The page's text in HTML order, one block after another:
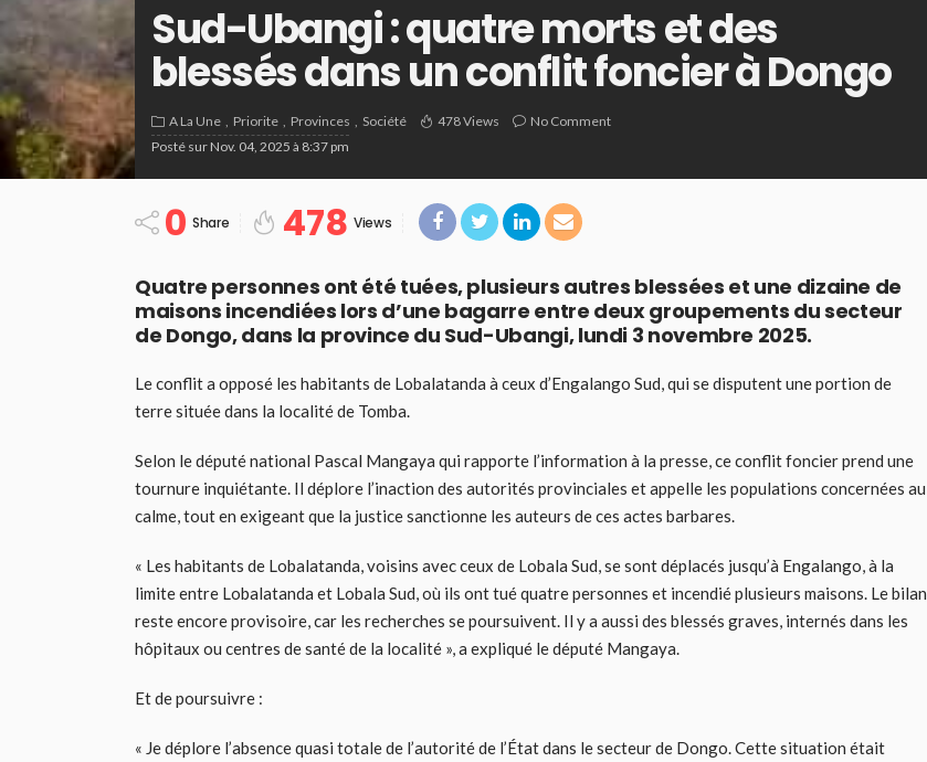
Sud-Ubangi : quatre morts et des
blessés dans un conflit foncier à Dongo
A La Une Priorite Provinces Société 478 Views
No Comment
Posté sur Nov. 04, 2025 à 8:37 pm
0 Share 478 Views
Quatre personnes ont été tuées, plusieurs autres blessées et une dizaine de
maisons incendiées lors d’une bagarre entre deux groupements du secteur
de Dongo, dans la province du Sud-Ubangi, lundi 3 novembre 2025.
Le conflit a opposé les habitants de Lobalatanda à ceux d’Engalango Sud, qui se disputent une portion de
terre située dans la localité de Tomba.
Selon le député national Pascal Mangaya qui rapporte l’information à la presse, ce conflit foncier prend une
tournure inquiétante. Il déplore l’inaction des autorités provinciales et appelle les populations concernées au
calme, tout en exigeant que la justice sanctionne les auteurs de ces actes barbares.
« Les habitants de Lobalatanda, voisins avec ceux de Lobala Sud, se sont déplacés jusqu’à Engalango, à la
limite entre Lobalatanda et Lobala Sud, où ils ont tué quatre personnes et incendié plusieurs maisons. Le bilan
reste encore provisoire, car les recherches se poursuivent. Il y a aussi des blessés graves, internés dans les
hôpitaux ou centres de santé de la localité », a expliqué le député Mangaya.
Et de poursuivre :
« Je déplore l’absence quasi totale de l’autorité de l’État dans le secteur de Dongo. Cette situation était